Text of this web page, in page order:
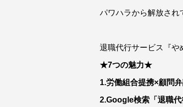
パワハラから解放され
退職代行サービス『や
★7つの魅力★
1.労働組合提携×顧問
2.Google検索「退職代